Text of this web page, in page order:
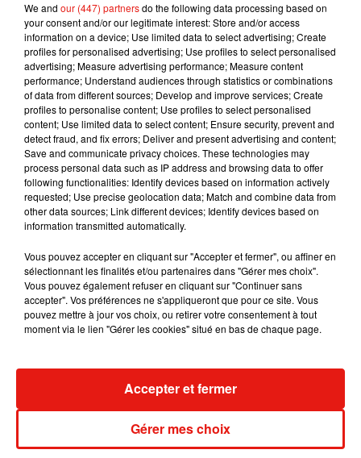
Musique
6 août 2026
Il y a 10 ans, DJ Snake changeait de
dimension avec son premier...
Fred again.. et Latin Mafia dévoilent enfin
leur mixtape créée en...
Swedish House Mafia et Lykke Li
David Guetta et Carl Cox signent un B2B
historique à Ibiza
We and our (447) partnersdo the following data processing based on
your consent and/or our legitimate interest: Store and/or access
information on a device; Use limited data to select advertising; Create
profiles for personalised advertising; Use profiles to select personalised
advertising; Measure advertising performance; Measure content
performance; Understand audiences through statistics or combinations
of data from different sources; Develop and improve services; Create
profiles to personalise content; Use profiles to select personalised
content; Use limited data to select content; Ensure security, prevent and
detect fraud, and fix errors; Deliver and present advertising and content;
Save and communicate privacy choices. These technologies may
process personal data such as IP address and browsing data to offer
following functionalities: Identify devices based on information actively
requested; Use precise geolocation data; Match and combine data from
other data sources; Link different devices; Identify devices based on
information transmitted automatically.
Vous pouvez accepter en cliquant sur "Accepter et fermer", ou affiner en
sélectionnant les finalités et/ou partenaires dans "Gérer mes choix".
Vous pouvez également refuser en cliquant sur "Continuer sans
accepter". Vos préférences ne s'appliqueront que pour ce site. Vous
pouvez mettre à jour vos choix, ou retirer votre consentement à tout
moment via le lien "Gérer les cookies" situé en bas de chaque page.
Gérer mes choix
Accepter et fermer